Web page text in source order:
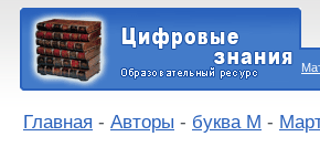
Главная - Авторы - буква М -